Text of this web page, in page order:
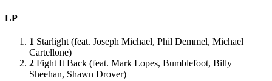
LP
1 Starlight (feat. Joseph Michael, Phil Demmel, Michael
Cartellone)
2 Fight It Back (feat. Mark Lopes, Bumblefoot, Billy
Sheehan, Shawn Drover)